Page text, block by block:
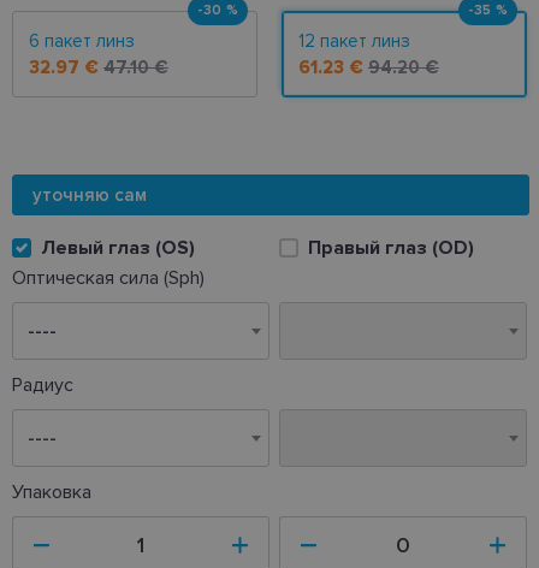
6 пакет линз
32.97 € 47.10 €
-30 %
12 пакет линз
61.23 € 94.20 €
-35 %
уточняю сам
Левый глаз (OS)
Правый глаз (OD)
Оптическая сила (Sph)
Радиус
----
Упаковка